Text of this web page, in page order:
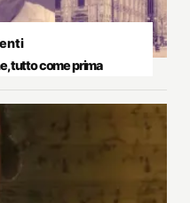
tutto come prima